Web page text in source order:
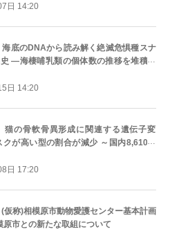
日 14:20
海底のDNAから読み解く絶滅危惧種スナ
―海棲哺乳類の個体数の推移を堆積物
―
日 14:20
猫の骨軟骨異形成に関連する遺伝子変
クが高い型の割合が減少 ～国内8,610頭
変異頻度の調査により、適切な繁殖管
子検査の重要性が示唆
日 17:20
(仮称)相模原市動物愛護センター基本計画
原市との新たな取組について